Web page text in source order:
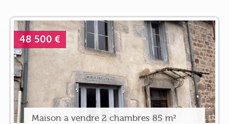
48 500 €
Maison a vendre 2 chambres 85 m²